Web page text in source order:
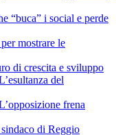
“buca” i social e perde
mostrare le
di crescita e sviluppo
del
frena
di Reggio